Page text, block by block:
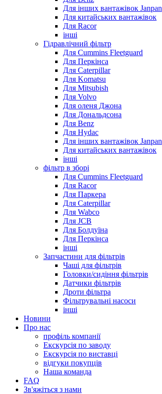
Для інших вантажівок Janpan
Для китайських вантажівок
Для Racor
інші
Гідравлічний фільтр
Для Cummins Fleetguard
Для Перкінса
Для Caterpillar
Для Komatsu
Для Mitsubish
Для Volvo
Для оленя Джона
Для Дональдсона
Для Benz
Для Hydac
Для інших вантажівок Janpan
Для китайських вантажівок
інші
фільтр в зборі
Для Cummins Fleetguard
Для Racor
Для Паркера
Для Caterpillar
Для Wabco
Для JCB
Для Болдуїна
Для Перкінса
інші
Запчастини для фільтрів
Чаші для фільтрів
Головки/сидіння фільтрів
Датчики фільтрів
Дроти фільтра
Фільтрувальні насоси
інші
Новини
Про нас
профіль компанії
Екскурсія по заводу
Екскурсія по виставці
відгуки покупців
Наша команда
FAQ
Зв'яжіться з нами